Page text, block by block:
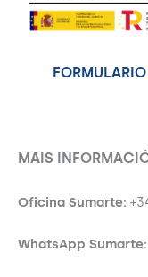
MAIS
Oficina Sumarte:
WhatsApp Sumarte: